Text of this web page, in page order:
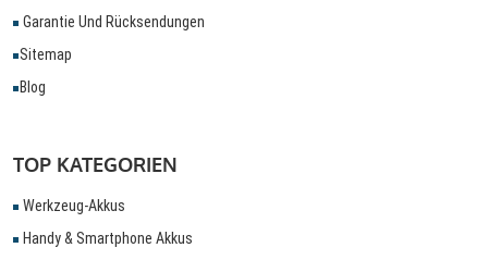
Garantie Und Rücksendungen
Sitemap
Blog
TOP KATEGORIEN
Werkzeug-Akkus
Handy & Smartphone Akkus